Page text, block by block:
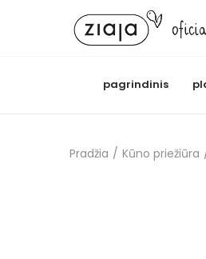
pagrindinis
Pradžia / Kūno priežiūra